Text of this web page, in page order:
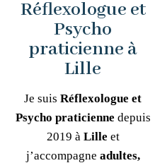
Réflexologue et
Psycho
praticienne à
Lille
Je suis Réflexologue et
Psycho praticienne depuis
2019 à Lille et
j’accompagne adultes,